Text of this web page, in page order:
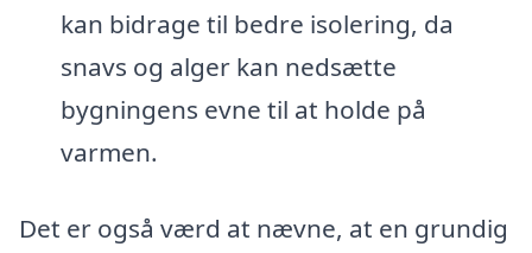
kan bidrage til bedre isolering, da
snavs og alger kan nedsætte
bygningens evne til at holde på
varmen.
Det er også værd at nævne, at en grundig